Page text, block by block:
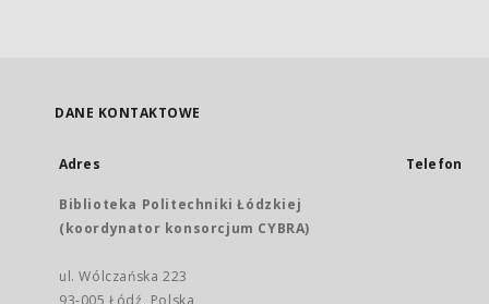
DANE KONTAKTOWE
Adres
Biblioteka Politechniki Łódzkiej
(koordynator konsorcjum CYBRA)
ul. Wólczańska 223
93-005 Łódź, Polska
Telefon